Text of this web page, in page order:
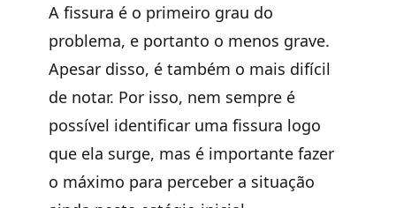
A fissura é o primeiro grau do
problema, e portanto o menos grave.
Apesar disso, é também o mais difícil
de notar. Por isso, nem sempre é
possível identificar uma fissura logo
que ela surge, mas é importante fazer
o máximo para perceber a situação